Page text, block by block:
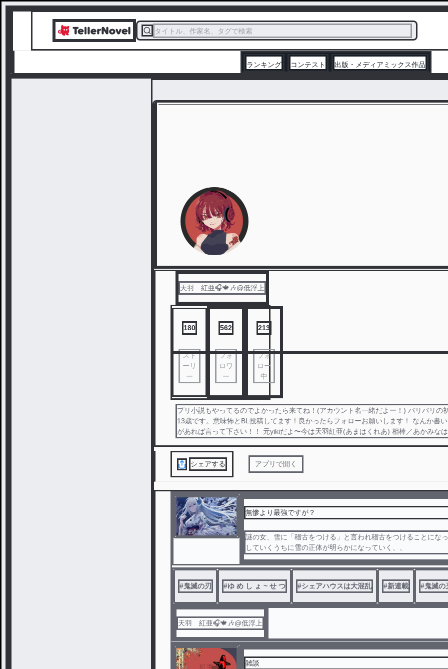
タイトル、作家名、タグで検索
ランキング コンテスト 出版・メディアミックス作品
天羽 紅亜🎧🍁🎶@低浮上
180
スト
ーリ
ー
562
フォ
ロワ
ー
213
フォ
ロー
中
プリ小説もやってるのでよかったら来てね！(アカウント名一緒だよー！) バリバリの
13歳です。意味怖とBL投稿してます！良かったらフォローお願いします！ なんか書
があれば言って下さい！！ 元yikiだよ〜今は天羽紅亜(あまはくれあ) 相棒／あかみな
シェアする アプリで開く
無惨より最強ですが？
謎の女、雪に「稽古をつける」と言われ稽古をつけることにな
していくうちに雪の正体が明らかになっていく、、
#鬼滅の刃 #ゆ め し ょ ~ せ つ #シェアハウスは大混乱 #新連載 #鬼滅の
天羽 紅亜🎧🍁🎶@低浮上
雑談